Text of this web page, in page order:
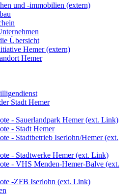
und -immobilien (extern)
Übersicht
Hemer (extern)
Hemer
Stadt Hemer
- Sauerlandpark Hemer (ext. Link)
- Stadt Hemer
- Stadtbetrieb Iserlohn/Hemer (ext.
- Stadtwerke Hemer (ext. Link)
- VHS Menden-Hemer-Balve (ext.
-ZFB Iserlohn (ext. Link)